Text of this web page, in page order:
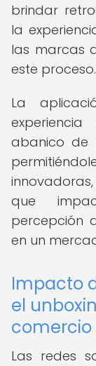
brindar
la
las marcas
este proceso.
La
abanico de
que
percepción
en un
Impacto
el
Las redes